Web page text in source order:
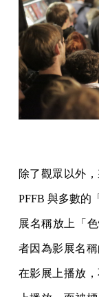
除了觀眾以外
PFFB 與多數的
展名稱放上「
者因為影展名
在影展上播放